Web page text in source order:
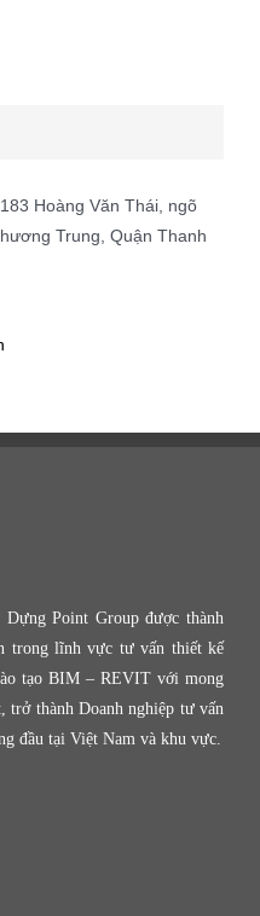
Hoàng Văn Thái, ngõ
Trung, Quận Thanh
Point Group được thành
trong lĩnh vực tư vấn thiết kế
tạo BIM – REVIT với mong
trở thành Doanh nghiệp tư vấn
đầu tại Việt Nam và khu vực.